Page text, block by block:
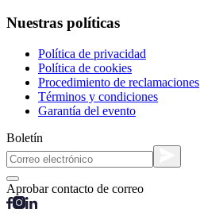
Nuestras políticas
Política de privacidad
Política de cookies
Procedimiento de reclamaciones
Términos y condiciones
Garantía del evento
Boletín
Aprobar contacto de correo